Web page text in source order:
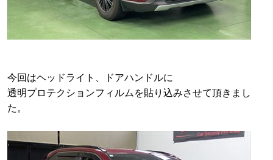
今回はヘッドライト、ドアハンドルに
透明プロテクションフィルムを貼り込みさせて頂きまし
た。